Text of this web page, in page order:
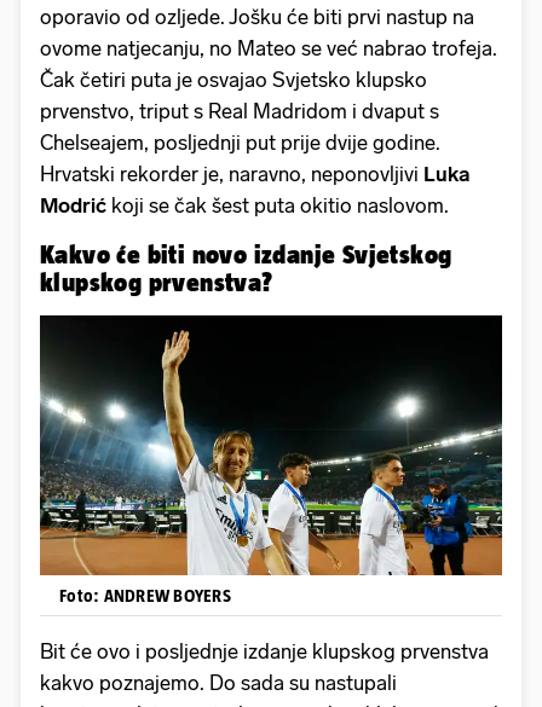
oporavio od ozljede. Jošku će biti prvi nastup na
ovome natjecanju, no Mateo se već nabrao trofeja.
Čak četiri puta je osvajao Svjetsko klupsko
prvenstvo, triput s Real Madridom i dvaput s
Chelseajem, posljednji put prije dvije godine.
Hrvatski rekorder je, naravno, neponovljivi Luka
Modrić koji se čak šest puta okitio naslovom.
Kakvo će biti novo izdanje Svjetskog
klupskog prvenstva?
Foto: ANDREW BOYERS
Bit će ovo i posljednje izdanje klupskog prvenstva
kakvo poznajemo. Do sada su nastupali